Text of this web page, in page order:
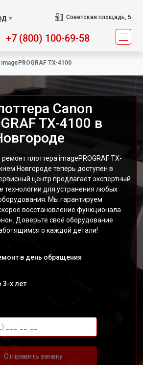
▼ Советская площадь, 5
+7 (800) 100-69-58
imagePROGRAF TX-4100
Canon
TX-4100 в
плоттера imagePROGRAF TX-
Новгороде теперь доступен в
центр предлагает экспертный
технологии для устранения любых
Мы гарантируем
восстановление функционала
Доверьте своё оборудование
о каждой детали!
в день обращения
3-х лет
Отправить заявку